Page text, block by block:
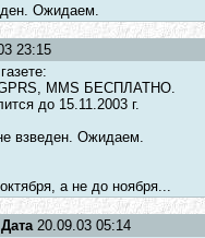
Ожидаем.
23:15
MMS БЕСПЛАТНО.
до 15.11.2003 г.
взведен. Ожидаем.
а не до ноября...
Дата20.09.03 05:14